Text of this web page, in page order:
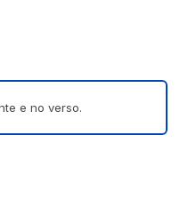
e no verso.